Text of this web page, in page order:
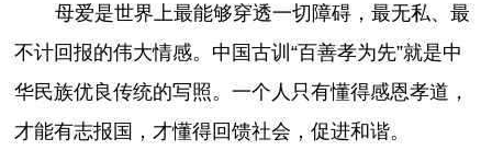
母爱是世界上最能够穿透一切障碍，最无私、最
不计回报的伟大情感。中国古训“百善孝为先”就是中
华民族优良传统的写照。一个人只有懂得感恩孝道，
才能有志报国，才懂得回馈社会，促进和谐。